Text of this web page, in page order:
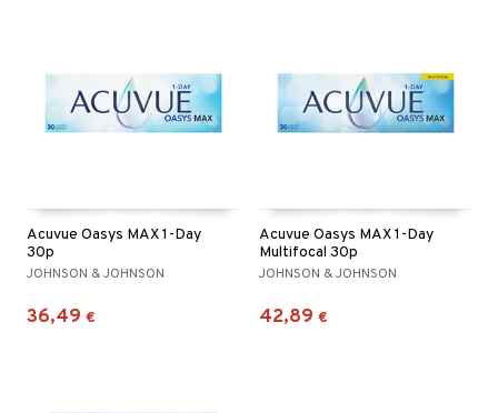
Acuvue Oasys MAX 1-Day
30p
JOHNSON & JOHNSON
36,49 €
Acuvue Oasys MAX 1-Day
Multifocal 30p
JOHNSON & JOHNSON
42,89 €